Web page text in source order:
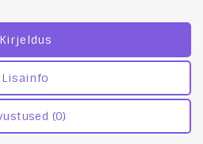
Kirjeldus
Lisainfo
(0)